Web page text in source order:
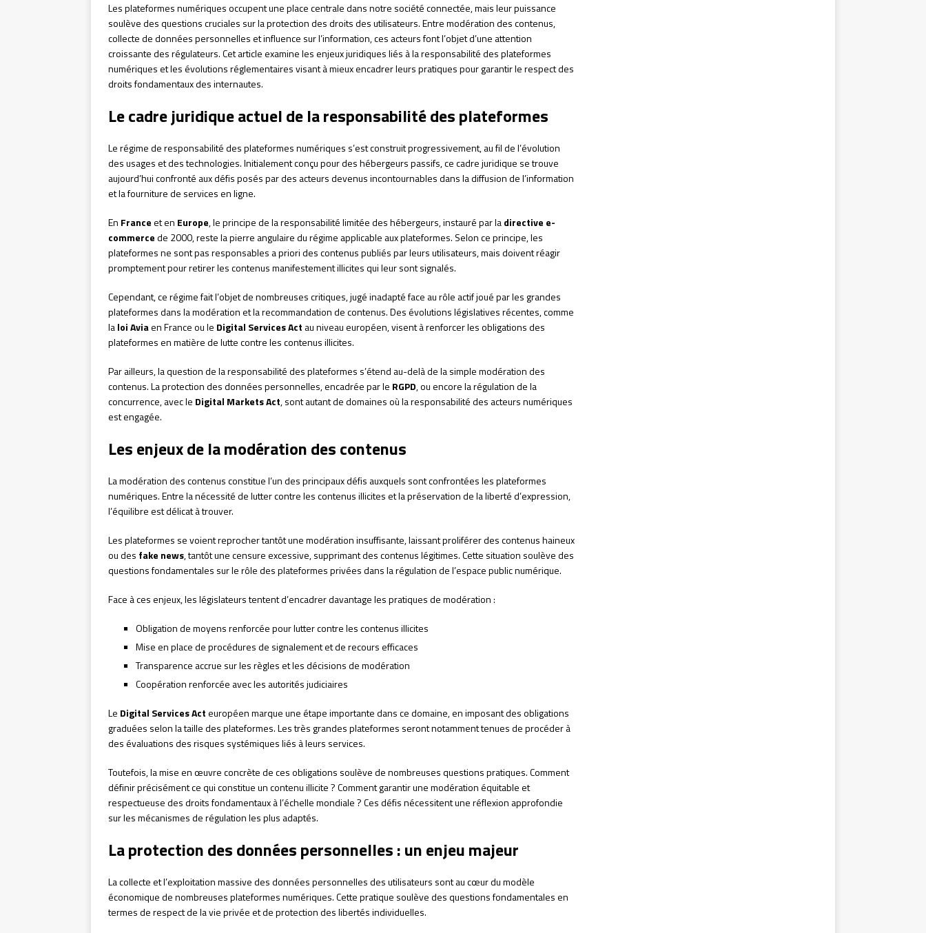
Les plateformes numériques occupent une place centrale dans notre société connectée, mais leur puissance
soulève des questions cruciales sur la protection des droits des utilisateurs. Entre modération des contenus,
collecte de données personnelles et influence sur l’information, ces acteurs font l’objet d’une attention
croissante des régulateurs. Cet article examine les enjeux juridiques liés à la responsabilité des plateformes
numériques et les évolutions réglementaires visant à mieux encadrer leurs pratiques pour garantir le respect des
droits fondamentaux des internautes.
Le cadre juridique actuel de la responsabilité des plateformes
Le régime de responsabilité des plateformes numériques s’est construit progressivement, au fil de l’évolution
des usages et des technologies. Initialement conçu pour des hébergeurs passifs, ce cadre juridique se trouve
aujourd’hui confronté aux défis posés par des acteurs devenus incontournables dans la diffusion de l’information
et la fourniture de services en ligne.
En Franceet en Europe, le principe de la responsabilité limitée des hébergeurs, instauré par ladirective e-
commercede 2000, reste la pierre angulaire du régime applicable aux plateformes. Selon ce principe, les
plateformes ne sont pas responsables a priori des contenus publiés par leurs utilisateurs, mais doivent réagir
promptement pour retirer les contenus manifestement illicites qui leur sont signalés.
Cependant, ce régime fait l’objet de nombreuses critiques, jugé inadapté face au rôle actif joué par les grandes
plateformes dans la modération et la recommandation de contenus. Des évolutions législatives récentes, comme
laloi Aviaen France ou le Digital Services Act au niveau européen, visent à renforcer les obligations des
plateformes en matière de lutte contre les contenus illicites.
Par ailleurs, la question de la responsabilité des plateformes s’étend au-delà de la simple modération des
contenus. La protection des données personnelles, encadrée par le RGPD, ou encore la régulation de la
concurrence, avec le Digital Markets Act, sont autant de domaines où la responsabilité des acteurs numériques
est engagée.
Les enjeux de la modération des contenus
La modération des contenus constitue l’un des principaux défis auxquels sont confrontées les plateformes
numériques. Entre la nécessité de lutter contre les contenus illicites et la préservation de la liberté d’expression,
l’équilibre est délicat à trouver.
Les plateformes se voient reprocher tantôt une modération insuffisante, laissant proliférer des contenus haineux
ou des fake news, tantôt une censure excessive, supprimant des contenus légitimes. Cette situation soulève des
questions fondamentales sur le rôle des plateformes privées dans la régulation de l’espace public numérique.
Face à ces enjeux, les législateurs tentent d’encadrer davantage les pratiques de modération :
Obligation de moyens renforcée pour lutter contre les contenus illicites
Mise en place de procédures de signalement et de recours efficaces
Transparence accrue sur les règles et les décisions de modération
Coopération renforcée avec les autorités judiciaires
Le Digital Services Acteuropéen marque une étape importante dans ce domaine, en imposant des obligations
graduées selon la taille des plateformes. Les très grandes plateformes seront notamment tenues de procéder à
des évaluations des risques systémiques liés à leurs services.
Toutefois, la mise en œuvre concrète de ces obligations soulève de nombreuses questions pratiques. Comment
définir précisément ce qui constitue un contenu illicite ? Comment garantir une modération équitable et
respectueuse des droits fondamentaux à l’échelle mondiale ? Ces défis nécessitent une réflexion approfondie
sur les mécanismes de régulation les plus adaptés.
La protection des données personnelles : un enjeu majeur
La collecte et l’exploitation massive des données personnelles des utilisateurs sont au cœur du modèle
économique de nombreuses plateformes numériques. Cette pratique soulève des questions fondamentales en
termes de respect de la vie privée et de protection des libertés individuelles.